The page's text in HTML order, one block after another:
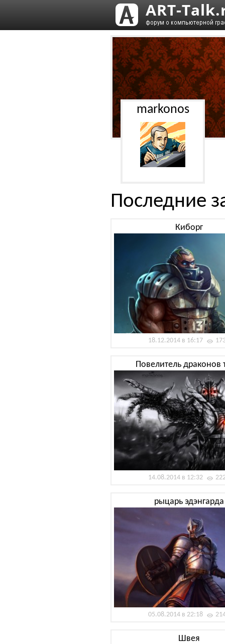
markonos
Последние
Киборг
18.12.2014 в 16:17
Повелитель драконов
14.08.2014 в 12:32
рыцарь эдэнгарда
05.08.2014 в 22:18
Швея